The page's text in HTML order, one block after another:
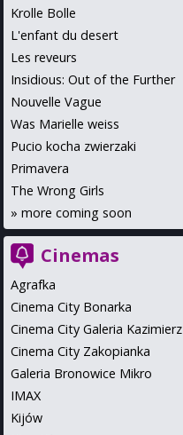
Krolle Bolle
L'enfant du desert
Les reveurs
Insidious: Out of the Further
Nouvelle Vague
Was Marielle weiss
Pucio kocha zwierzaki
Primavera
The Wrong Girls
» more coming soon
Cinemas
Agrafka
Cinema City Bonarka
Cinema City Galeria Kazimierz
Cinema City Zakopianka
Galeria Bronowice Mikro
IMAX
Kijów